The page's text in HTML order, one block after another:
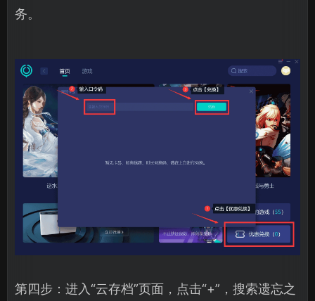
务。
第四步：进入“云存档”页面，点击“+”，搜索遗忘之